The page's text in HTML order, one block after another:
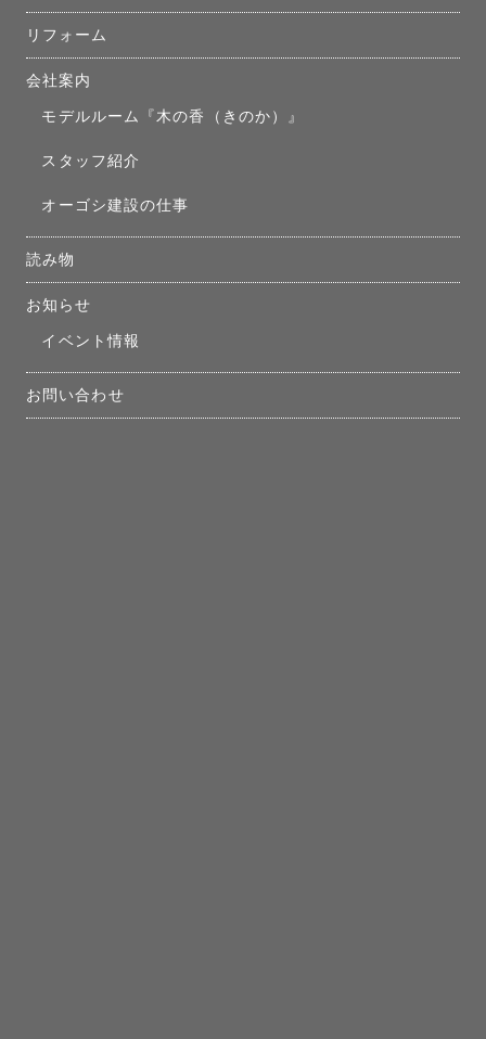
リフォーム
会社案内
モデルルーム『木の香（きのか）』
スタッフ紹介
オーゴシ建設の仕事
読み物
お知らせ
イベント情報
お問い合わせ